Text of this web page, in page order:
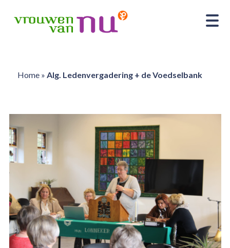
Home» Alg. Ledenvergadering + de Voedselbank